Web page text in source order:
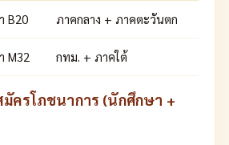
B20 ภาคกลาง + ภาคตะวันตก
M32 กทม. + ภาคใต้
ครโภชนาการ (นักศึกษา +